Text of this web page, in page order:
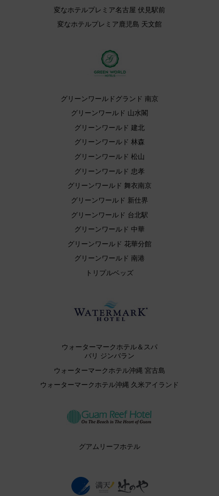
変なホテルプレミア名古屋 伏見駅前
変なホテルプレミア鹿児島 天文館
グリーンワールドグランド 南京
グリーンワールド 山水閣
グリーンワールド 建北
グリーンワールド 林森
グリーンワールド 松山
グリーンワールド 忠孝
グリーンワールド 舞衣南京
グリーンワールド 新仕界
グリーンワールド 台北駅
グリーンワールド 中華
グリーンワールド 花華分館
グリーンワールド 南港
トリプルベッズ
ウォーターマークホテル＆スパ
バリ ジンバラン
ウォーターマークホテル沖縄 宮古島
ウォーターマークホテル沖縄 久米アイランド
グアムリーフホテル